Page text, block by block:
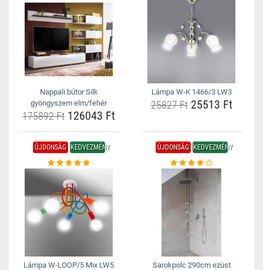
Nappali bútor Silk
gyöngyszem elm/fehér
175892 Ft 126043 Ft
Lámpa W-K 1466/3 LW3
25827 Ft25513 Ft
ÚJDONSÁG KEDVEZMÉNY
Lámpa W-LOOP/5 Mix LW5
ÚJDONSÁG KEDVEZMÉNY
Sarokpolc 290cm ezüst